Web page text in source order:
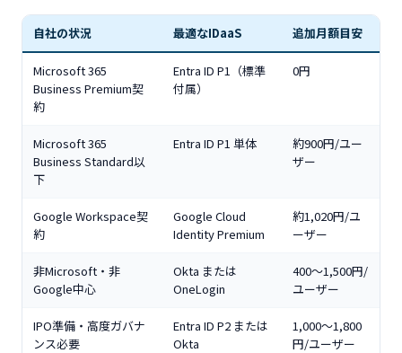
自社の状況 最適なIDaaS 追加月額目安
Microsoft 365
Business Premium契
約
Entra ID P1（標準
付属）
0円
Microsoft 365
Business Standard以
下
Entra ID P1 単体
約900円/ユー
ザー
Google Workspace契
約
Google Cloud
Identity Premium
約1,020円/ユ
ーザー
非Microsoft・非
Google中心
Okta または
OneLogin
400〜1,500円/
ユーザー
IPO準備・高度ガバナ
ンス必要
Entra ID P2 または
Okta
1,000〜1,800
円/ユーザー